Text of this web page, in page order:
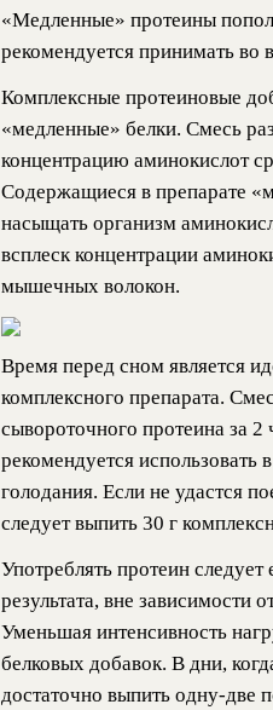
«Медленные» протеины
рекомендуется принимать во
Комплексные протеиновые
«медленные» белки. Смесь
концентрацию аминокислот
Содержащиеся в препарате
насыщать организм
всплеск концентрации
мышечных волокон.
Время перед сном является
комплексного препарата.
сывороточного протеина за 2
рекомендуется использовать
голодания. Если не удастся
следует выпить 30 г
Употреблять протеин
результата, вне зависимости
Уменьшая интенсивность
белковых добавок. В дни,
достаточно выпить одну-две